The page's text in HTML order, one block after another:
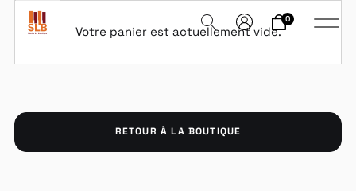
0
Votre panier est actuellement vide.
RETOUR À LA BOUTIQUE